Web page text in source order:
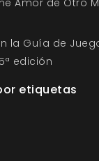
la Guía de
edición
etiquetas